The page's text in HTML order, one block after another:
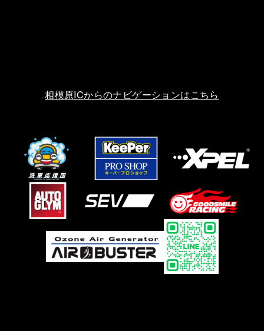
相模原ICからのナビゲーションはこちら